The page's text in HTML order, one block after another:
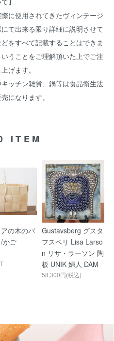
に使用されてきたヴィンテージ
て出来る限り詳細に説明させて
をすべて記載することはできま
うことをご理解頂いた上でご注
げます。
ッチン雑貨、鍋等は食品衛生法
になります。
ITEM
の木のバ
かご
Gustavsberg グスタ
フスベリ Lisa Larso
n リサ・ラーソン 陶
板 UNIK 婦人 DAM
58,300円(税込)